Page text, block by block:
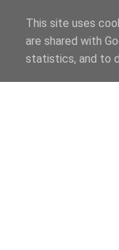
This site uses
are shared with
statistics, and to